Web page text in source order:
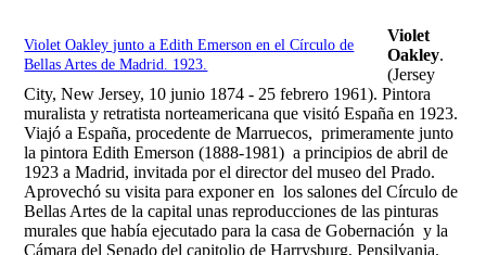
Violet Oakley junto a Edith Emerson en el Círculo de
Bellas Artes de Madrid. 1923.
Violet
Oakley.
(Jersey
City, New Jersey, 10 junio 1874 - 25 febrero 1961). Pintora
muralista y retratista norteamericana que visitó España en 1923.
Viajó a España, procedente de Marruecos, primeramente junto
la pintora Edith Emerson (1888-1981) a principios de abril de
1923 a Madrid, invitada por el director del museo del Prado.
Aprovechó su visita para exponer en los salones del Círculo de
Bellas Artes de la capital unas reproducciones de las pinturas
murales que había ejecutado para la casa de Gobernación y la
Cámara del Senado del capitolio de Harrysburg, Pensilvania.